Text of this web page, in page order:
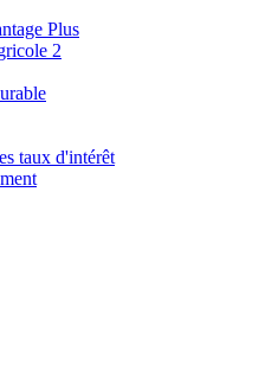
Plus
2
taux d'intérêt